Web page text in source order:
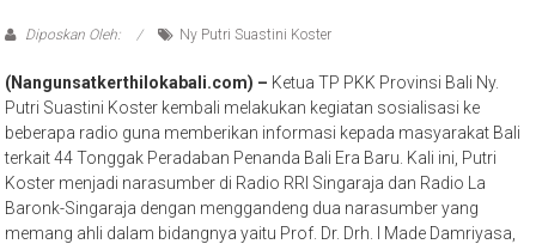
Diposkan Oleh: Ny Putri Suastini Koster
(Nangunsatkerthilokabali.com) – Ketua TP PKK Provinsi Bali Ny.
Putri Suastini Koster kembali melakukan kegiatan sosialisasi ke
beberapa radio guna memberikan informasi kepada masyarakat Bali
terkait 44 Tonggak Peradaban Penanda Bali Era Baru. Kali ini, Putri
Koster menjadi narasumber di Radio RRI Singaraja dan Radio La
Baronk-Singaraja dengan menggandeng dua narasumber yang
memang ahli dalam bidangnya yaitu Prof. Dr. Drh. I Made Damriyasa,